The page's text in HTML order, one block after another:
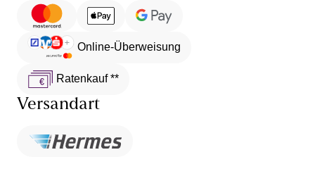
Online-Überweisung
Ratenkauf **
Versandart